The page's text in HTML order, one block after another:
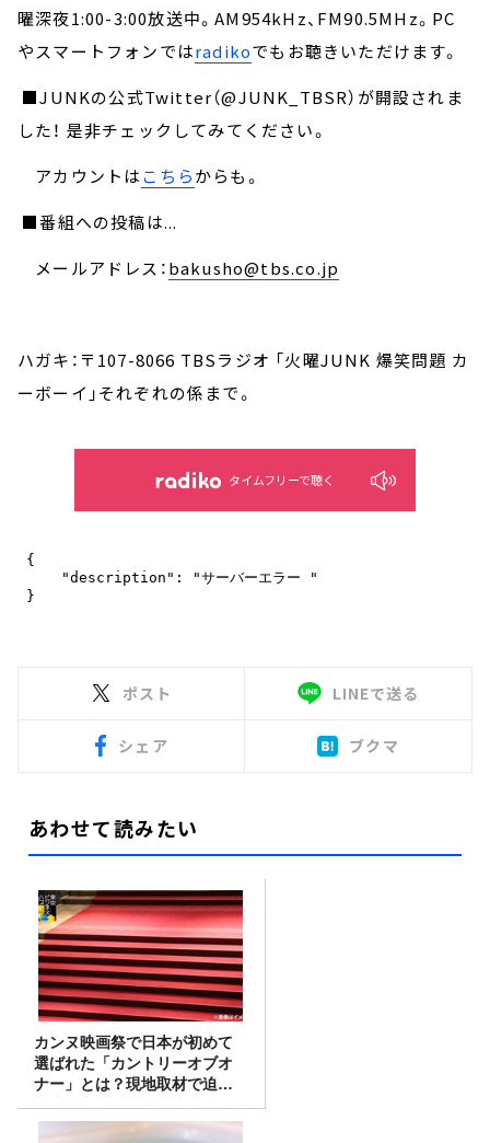
曜深夜1:00-3:00放送中。AM954kHz、FM90.5MHz。PC
やスマートフォンではradikoでもお聴きいただけます。
■JUNKの公式Twitter（@JUNK_TBSR）が開設されま
した！ 是非チェックしてみてください。
アカウントはこちらからも。
■番組への投稿は...
メールアドレス：bakusho@tbs.co.jp
ハガキ：〒107-8066 TBSラジオ 「火曜JUNK 爆笑問題 カ
ーボーイ」それぞれの係まで。
タイムフリーで聴く
ポスト LINEで送る
シェア ブクマ
あわせて読みたい
カンヌ映画祭で日本が初めて
選ばれた「カントリーオブオ
ナー」とは？現地取材で迫る
選出の意味